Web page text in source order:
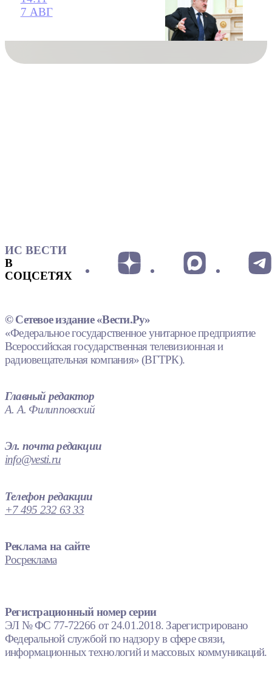
7 АВГ
ИС ВЕСТИ
В
СОЦСЕТЯХ
© Сетевое издание «Вести.Ру»
«Федеральное государственное унитарное предприятие
Всероссийская государственная телевизионная и
радиовещательная компания» (ВГТРК).
Главный редактор
А. А. Филипповский
Эл. почта редакции
info@vesti.ru
Телефон редакции
+7 495 232 63 33
Реклама на сайте
Росреклама
Регистрационный номер серии
ЭЛ № ФС 77-72266 от 24.01.2018. Зарегистрировано
Федеральной службой по надзору в сфере связи,
информационных технологий и массовых коммуникаций.